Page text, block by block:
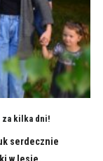
za kilka dni!
serdecznie
w lesie.